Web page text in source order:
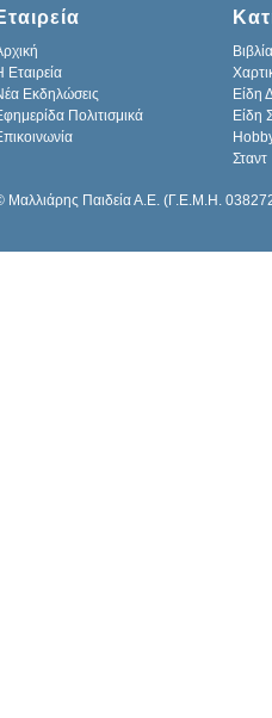
Εταιρεία
Εκδηλώσεις
Πολιτισμικά
Βιβλία
Είδη
Είδη
Σταντ
Μαλλιάρης Παιδεία Α.Ε. (Γ.Ε.Μ.Η.